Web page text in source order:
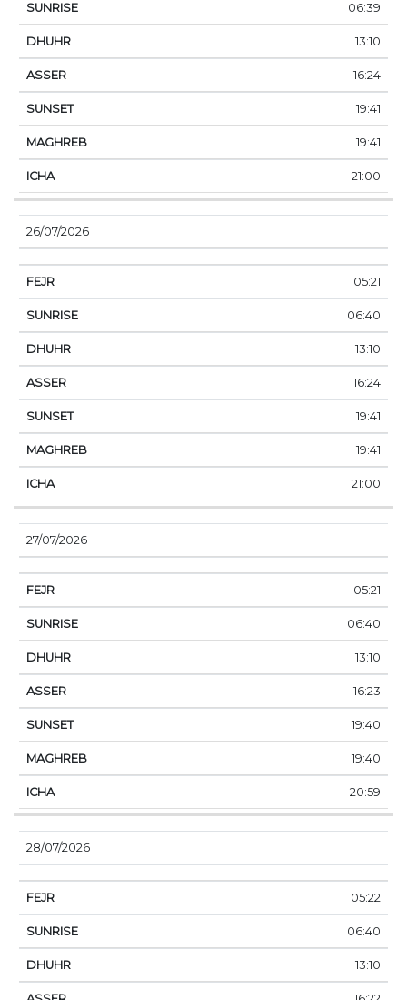
06:39
13:10
16:24
19:41
19:41
21:00
26/07/2026
05:21
06:40
13:10
16:24
19:41
19:41
21:00
27/07/2026
05:21
06:40
13:10
16:23
19:40
19:40
20:59
28/07/2026
05:22
06:40
13:10